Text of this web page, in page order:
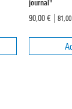
journal"
90,00 €